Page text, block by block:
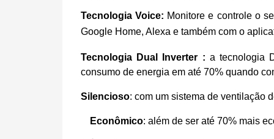
Tecnologia Voice: Monitore e controle o
Google Home, Alexa e também com o
Tecnologia Dual Inverter : a tecnologia
consumo de energia em até 70% quando
Silencioso: com um sistema de ventilação
Econômico: a lém de ser até 70% mais